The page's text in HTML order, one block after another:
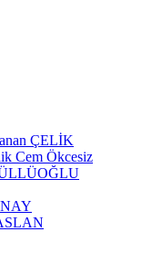
ÇELİK
Cem Ökcesiz